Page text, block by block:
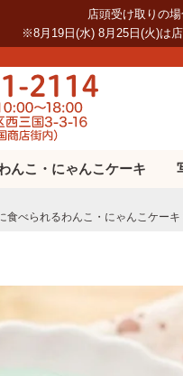
店頭受け取りの
※8月19日(水) 8月25日(火)は
んこ・にゃんこケーキ
食べられるわんこ・にゃんこケーキ